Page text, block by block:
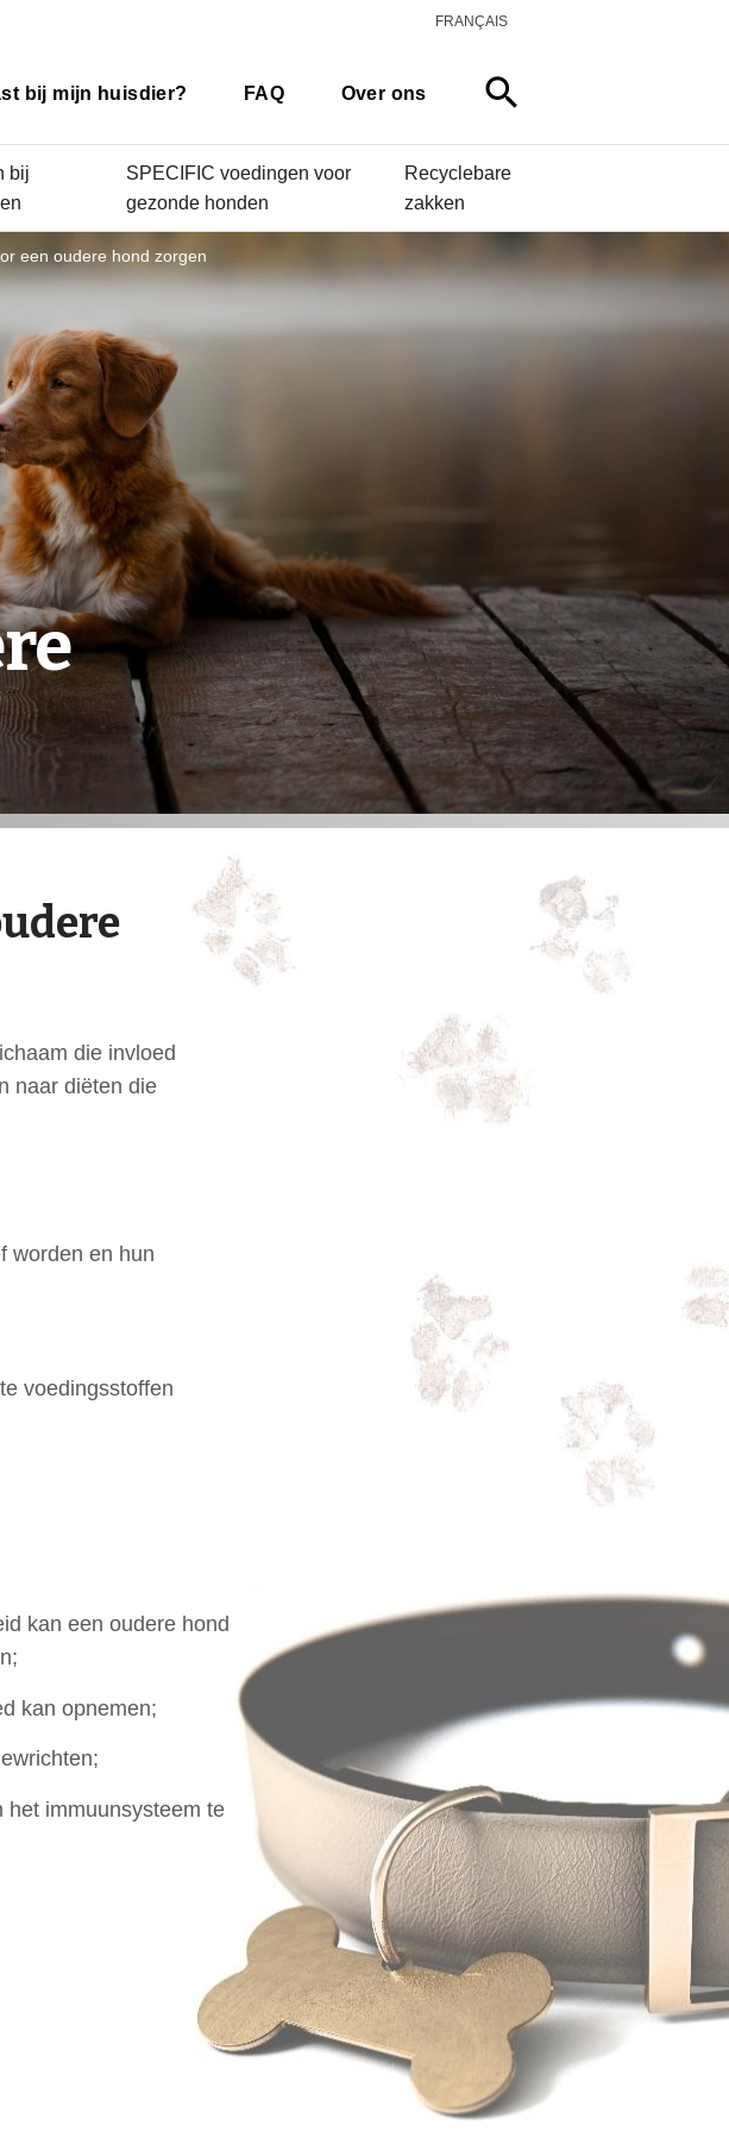
FRANÇAIS
bij mijn huisdier? FAQ Over ons search
bij
SPECIFIC voedingen voor
gezonde honden
Recyclebare
zakken
een oudere hond zorgen
die invloed
naar diëten die
worden en hun
voedingsstoffen
kan een oudere hond
kan opnemen;
het immuunsysteem te